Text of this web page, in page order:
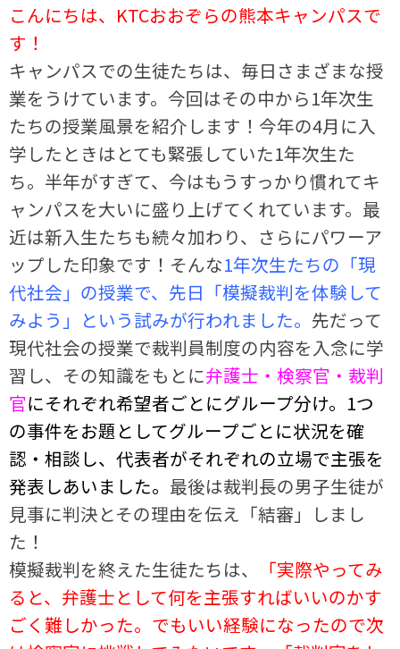
こんにちは、KTCおおぞらの熊本キャンパスで
す！
キャンパスでの生徒たちは、毎日さまざまな授
業をうけています。今回はその中から1年次生
たちの授業風景を紹介します！今年の4月に入
学したときはとても緊張していた1年次生た
ち。半年がすぎて、今はもうすっかり慣れてキ
ャンパスを大いに盛り上げてくれています。最
近は新入生たちも続々加わり、さらにパワーア
ップした印象です！そんな1年次生たちの「現
代社会」の授業で、先日「模擬裁判を体験して
みよう」という試みが行われました。 先だって
現代社会の授業で裁判員制度の内容を入念に学
習し、その知識をもとに弁護士・検察官・裁判
官にそれぞれ希望者ごとにグループ分け。1つ
の事件をお題としてグループごとに状況を確
認・相談し、代表者がそれぞれの立場で主張を
発表しあいました。 最後は裁判長の男子生徒が
見事に判決とその理由を伝え「結審」しまし
た！
模擬裁判を終えた生徒たちは、
「実際やってみ
ると、弁護士として何を主張すればいいのかす
ごく難しかった。でもいい経験になったので次